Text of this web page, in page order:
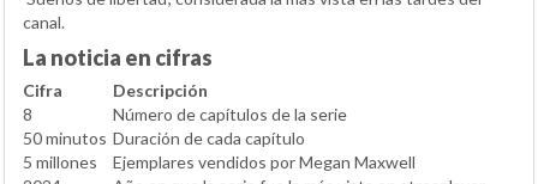
canal.
La noticia en cifras
Cifra
Descripción
8
Número de capítulos de la serie
50 minutos Duración de cada capítulo
5 millones
Ejemplares vendidos por Megan Maxwell